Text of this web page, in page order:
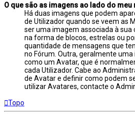
O que são as imagens ao lado do
Há duas imagens que podem
de Utilizador quando se veem as
ser uma imagem associada à
na forma de blocos, estrelas ou
quantidade de mensagens que
no Fórum. Outra, geralmente
como um Avatar, que é
cada Utilizador. Cabe ao
de Avatar e definir como podem
utilizar Avatares, contacte o
Topo